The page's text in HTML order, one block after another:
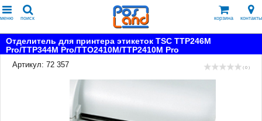
меню поиск корзина контакты
Отделитель для принтера этикеток TSC TTP246M
Pro/TTP344M Pro/TTO2410M/TTP2410M Pro
Артикул: 72 357
( 0 )